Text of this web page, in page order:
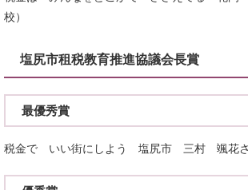
校）
塩尻市租税教育推進協議会長賞
最優秀賞
税金で いい街にしよう 塩尻市 三村 颯花さ